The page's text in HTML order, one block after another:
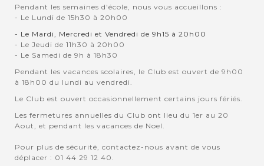
Pendant les semaines d'école, nous vous accueillons :
- Le Lundi de 15h30 à 20h00
- Le Mardi, Mercredi et Vendredi de 9h15 à 20h00
- Le Jeudi de 11h30 à 20h00
- Le Samedi de 9h à 18h30
Pendant les vacances scolaires, le Club est ouvert de 9h00
à 18h00 du lundi au vendredi.
Le Club est ouvert occasionnellement certains jours fériés.
Les fermetures annuelles du Club ont lieu du 1er au 20
Aout, et pendant les vacances de Noel.
Pour plus de sécurité, contactez-nous avant de vous
déplacer : 01 44 29 12 40.